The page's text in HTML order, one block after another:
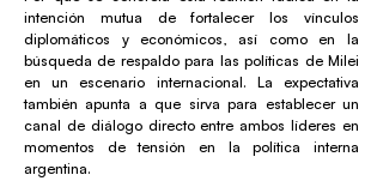
intención mutua de fortalecer los vínculos
diplomáticos y económicos, así como en la
búsqueda de respaldo para las políticas de Milei
en un escenario internacional. La expectativa
también apunta a que sirva para establecer un
canal de diálogo directo entre ambos líderes en
momentos de tensión en la política interna
argentina.